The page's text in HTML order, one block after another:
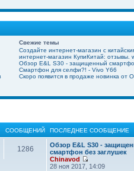
Свежие темы
Создайте интернет-магазин с
интернет-магазин КупиКитай: отзывы.
Обзор E&L S30 - защищенный
Смартфон для селфи?! - Vivo Y66
Скоро появится в продаже новинка от
СООБЩЕНИЙ ПОСЛЕДНЕЕ СООБЩЕНИЕ
1286
Обзор E&L S30 -
смартфон без заглушек
Chinavod
28 ноя 2017, 14:09